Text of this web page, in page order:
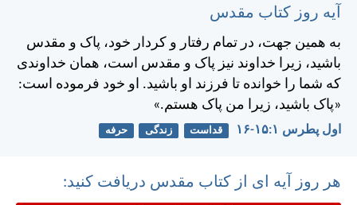
آیه روز کتاب مقدس
به همين جهت، در تمام رفتار و كردار خود، پاک و مقدس
باشيد، زيرا خداوند نيز پاک و مقدس است، همان خداوندی
كه شما را خوانده تا فرزند او باشيد. او خود فرموده است:
«پاک باشيد، زيرا من پاک هستم.»
اول پطرس ۱:‏۱۵-‏۱۶ قداست زندگی حرفه
هر روز آیه ای از کتاب مقدس دریافت کنید: